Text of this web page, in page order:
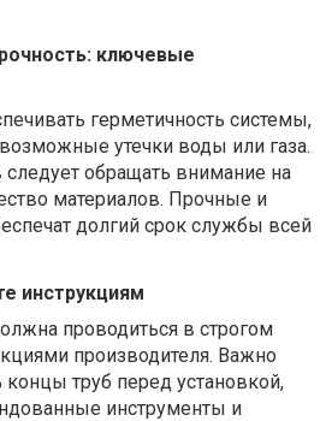
ключевые
герметичность системы,
утечки воды или газа.
обращать внимание на
материалов. Прочные и
долгий срок службы всей
инструкциям
проводиться в строгом
производителя. Важно
концы труб перед установкой,
инструменты и